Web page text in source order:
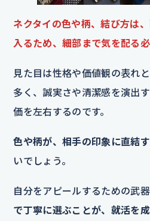
ネクタイの色や柄、結び方は
入るため、細部まで気を配る
見た目は性格や価値観の表れ
多く、誠実さや清潔感を演出
価を左右するのです。
色や柄が、相手の印象に直結
いでしょう。
自分をアピールするための武
で丁寧に選ぶことが、就活を